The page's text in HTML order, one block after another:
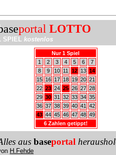
portal LOTTO
SPIEL kostenlos
Nur 1 Spiel
1
2 3 4 5 6
7
8
9 10 11 12 13 14
15
16 17 18 19 20 21
22 23 24 25 26 27 28
29 30 31 32 33 34 35
36 37 38 39 40 41
42
43 44 45 46 47 48 49
6 Zahlen getippt!
aus baseportal
H.Fehde